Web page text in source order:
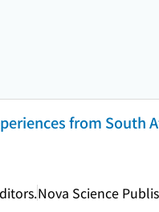
from South
Nova Science